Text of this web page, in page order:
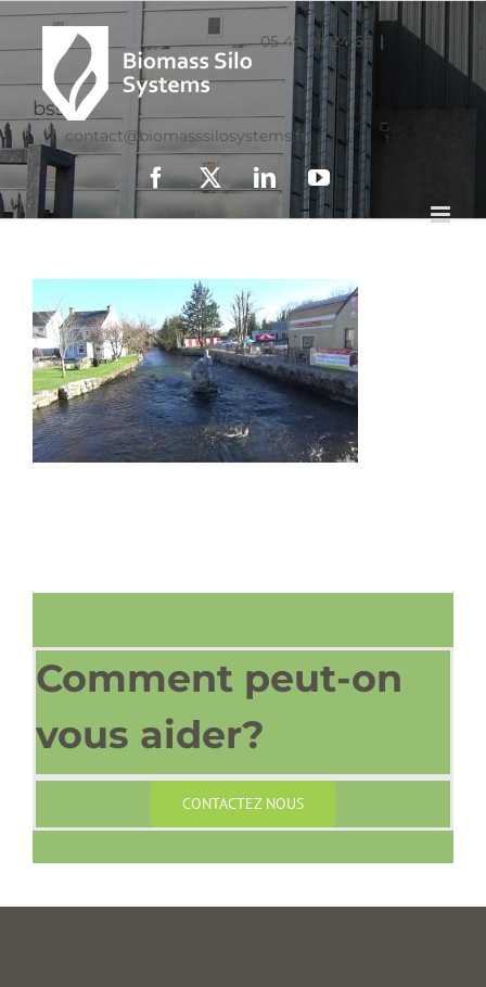
05 49 04 24 66 |
contact@biomasssilosystems.fr
Facebook
X LinkedInYouTube
bss3
Comment peut-on
vous aider?
CONTACTEZ NOUS